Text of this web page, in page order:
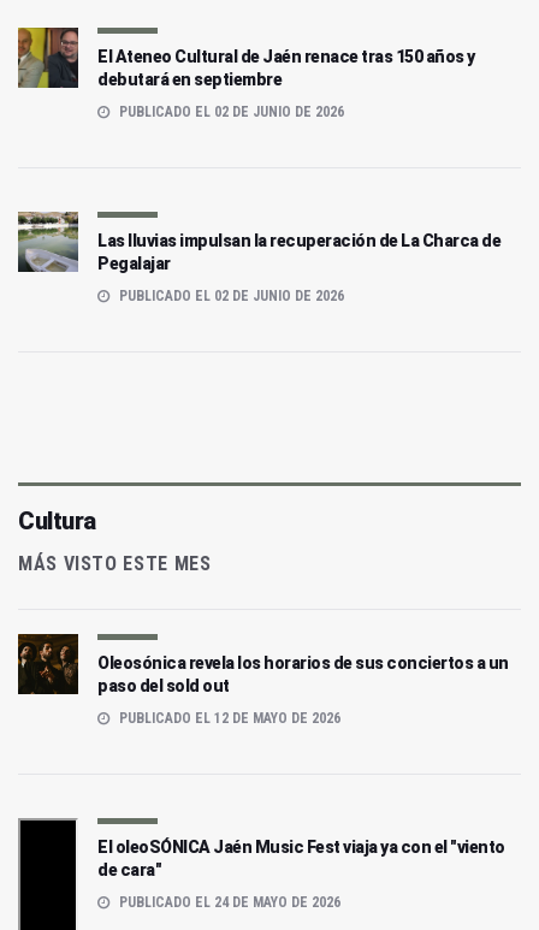
El Ateneo Cultural de Jaén renace tras 150 años y
debutará en septiembre
PUBLICADO EL 02 DE JUNIO DE 2026
Las lluvias impulsan la recuperación de La Charca de
Pegalajar
PUBLICADO EL 02 DE JUNIO DE 2026
Cultura
MÁS VISTO ESTE MES
Oleosónica revela los horarios de sus conciertos a un
paso del sold out
PUBLICADO EL 12 DE MAYO DE 2026
El oleoSÓNICA Jaén Music Fest viaja ya con el "viento
de cara"
PUBLICADO EL 24 DE MAYO DE 2026